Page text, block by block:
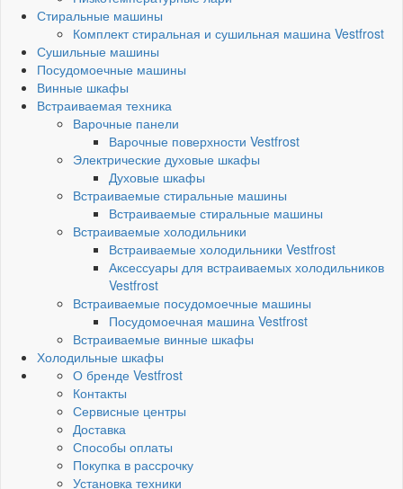
Стиральные машины
Комплект стиральная и сушильная машина Vestfrost
Сушильные машины
Посудомоечные машины
Винные шкафы
Встраиваемая техника
Варочные панели
Варочные поверхности Vestfrost
Электрические духовые шкафы
Духовые шкафы
Встраиваемые стиральные машины
Встраиваемые стиральные машины
Встраиваемые холодильники
Встраиваемые холодильники Vestfrost
Аксессуары для встраиваемых холодильников
Vestfrost
Встраиваемые посудомоечные машины
Посудомоечная машина Vestfrost
Встраиваемые винные шкафы
Холодильные шкафы
О бренде Vestfrost
Контакты
Сервисные центры
Доставка
Способы оплаты
Покупка в рассрочку
Установка техники